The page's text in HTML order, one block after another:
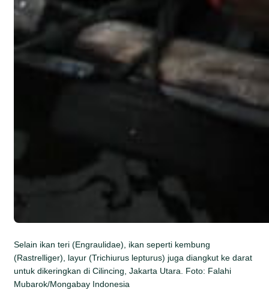
Selain ikan teri (Engraulidae), ikan seperti kembung
(Rastrelliger), layur (Trichiurus lepturus) juga diangkut ke darat
untuk dikeringkan di Cilincing, Jakarta Utara. Foto: Falahi
Mubarok/Mongabay Indonesia